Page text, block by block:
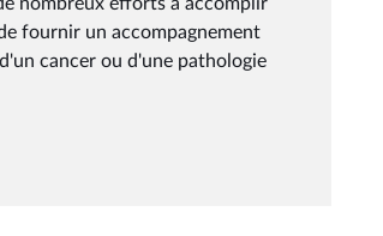
fournir un accompagnement
cancer ou d'une pathologie